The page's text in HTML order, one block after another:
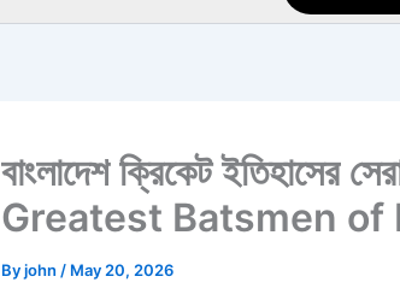
বাংলাদেশ ক্রিকেট ইতিহাসের
Greatest Batsmen
Byjohn / May 20, 2026